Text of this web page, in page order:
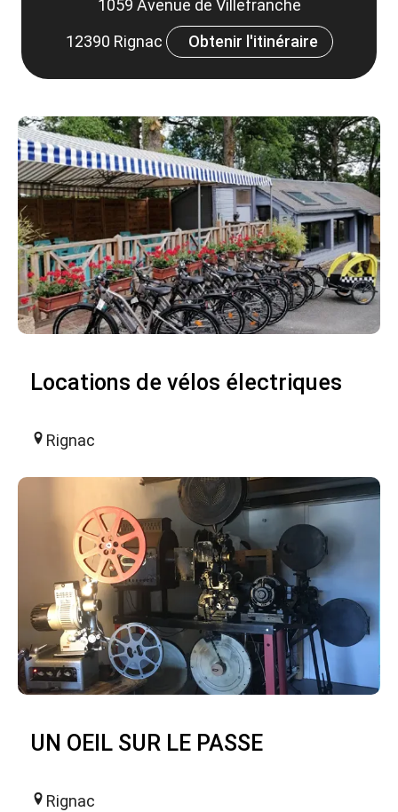
1059 Avenue de Villefranche
12390 Rignac
Obtenir l'itinéraire
Locations de vélos électriques
Rignac
UN OEIL SUR LE PASSE
Rignac